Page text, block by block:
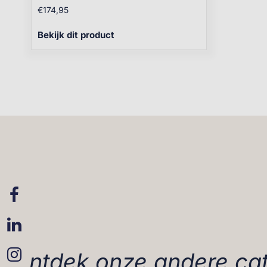
€174,95
Bekijk dit product